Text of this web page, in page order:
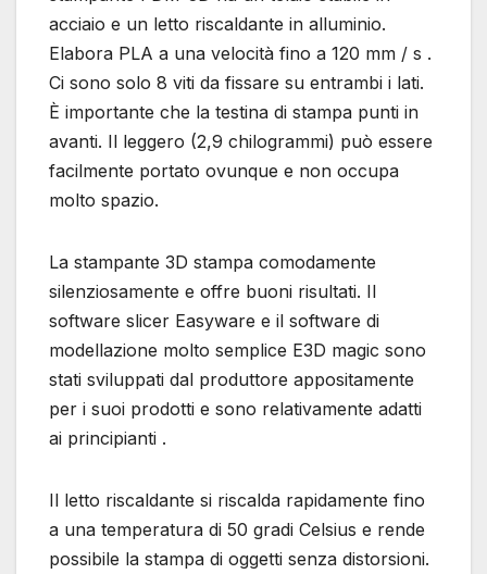
acciaio e un letto riscaldante in alluminio.
Elabora PLA a una velocità fino a 120 mm / s .
Ci sono solo 8 viti da fissare su entrambi i lati.
È importante che la testina di stampa punti in
avanti. Il leggero (2,9 chilogrammi) può essere
facilmente portato ovunque e non occupa
molto spazio.
La stampante 3D stampa comodamente
silenziosamente e offre buoni risultati. Il
software slicer Easyware e il software di
modellazione molto semplice E3D magic sono
stati sviluppati dal produttore appositamente
per i suoi prodotti e sono relativamente adatti
ai principianti .
Il letto riscaldante si riscalda rapidamente fino
a una temperatura di 50 gradi Celsius e rende
possibile la stampa di oggetti senza distorsioni.